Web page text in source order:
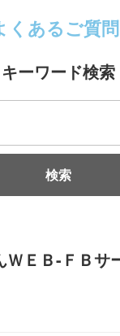
くあるご質問
キーワード検索
検索
ＷＥＢ-ＦＢ